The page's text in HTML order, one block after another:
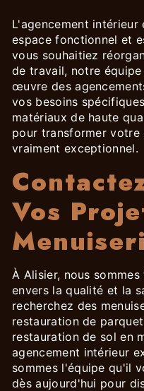
L'agencement
espace fonctionnel et
vous souhaitiez
de travail, notre
œuvre des
vos besoins
matériaux de haute
pour transformer votre
vraiment exceptionnel.
Vos
À Alisier, nous
envers la qualité et la
recherchez des
restauration de
restauration de sol en
agencement intérieur
sommes l'équipe qu'il
dès aujourd'hui pour